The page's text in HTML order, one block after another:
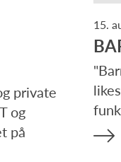
private
og
på
15.